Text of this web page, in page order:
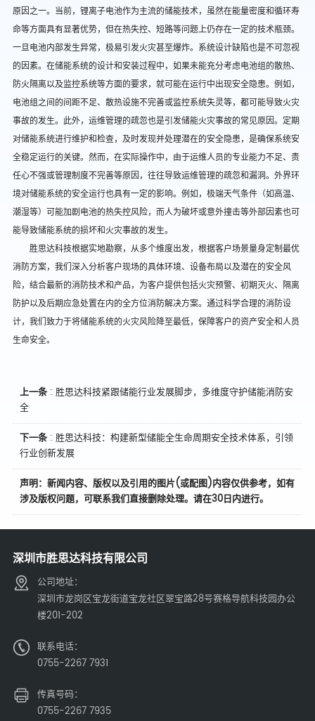
原因之一。当前，锂离子电池作为主流的储能技术，虽然在能量密度和循环寿
命等方面具有显著优势，但在热失控、短路等问题上仍存在一定的技术瓶颈。
一旦电池内部发生异常，极易引发火灾甚至爆炸。系统设计缺陷也是不可忽视
的因素。在储能系统的设计和安装过程中，如果未能充分考虑电池组的散热、
防火隔离以及监控系统等方面的要求，就可能在运行中出现安全隐患。例如，
电池组之间的间距不足、散热设施不完善或监控系统失灵等，都可能导致火灾
事故的发生。此外，运维管理的疏忽也是引发储能火灾事故的常见原因。定期
对储能系统进行维护和检查，及时发现并处理潜在的安全隐患，是确保系统安
全稳定运行的关键。然而，在实际操作中，由于运维人员的专业能力不足、责
任心不强或管理制度不完善等原因，往往导致运维管理的疏忽和漏洞。外界环
境对储能系统的安全运行也具有一定的影响。例如，极端天气条件（如高温、
潮湿等）可能加剧电池的热失控风险，而人为破坏或意外撞击等外部因素也可
能导致储能系统的损坏和火灾事故的发生。
胜思达科技根据实地勘察，从多个维度出发，根据客户场景量身定制最优
消防方案，我们深入分析客户现场的具体环境、设备布局以及潜在的安全风
险，结合最新的消防技术和产品，为客户提供包括火灾预警、初期灭火、隔离
防护以及后期应急处置在内的全方位消防解决方案。通过科学合理的消防设
计，我们致力于将储能系统的火灾风险降至最低，保障客户的资产安全和人员
生命安全。
上一条: 胜思达科技紧跟储能行业发展脚步，多维度守护储能消防安
全
下一条: 胜思达科技：构建新型储能全生命周期安全技术体系，引领
行业创新发展
声明：新闻内容、版权以及引用的图片(或配图)内容仅供参考，如有
涉及版权问题，可联系我们直接删除处理。请在30日内进行。
深圳市胜思达科技有限公司
公司地址：
深圳市龙岗区宝龙街道宝龙社区翠宝路28号赛格导航科技园办公
楼201-202
联系电话：
0755-2267 7931
传真号码：
0755-2267 7935